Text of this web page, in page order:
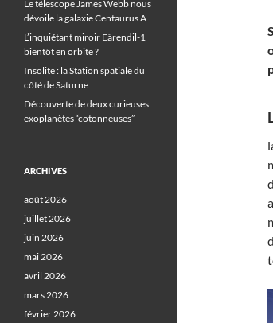
Le télescope James Webb nous
dévoile la galaxie Centaurus A
L’inquiétant miroir Eärendil-1
bientôt en orbite ?
Insolite : la Station spatiale du
côté de Saturne
Découverte de deux curieuses
exoplanètes “cotonneuses”
ARCHIVES
août 2026
juillet 2026
juin 2026
mai 2026
avril 2026
mars 2026
février 2026